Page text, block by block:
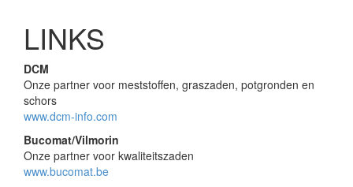
LINKS
DCM
Onze partner voor meststoffen, graszaden, potgronden en
schors
www.dcm-info.com
Bucomat/Vilmorin
Onze partner voor kwaliteitszaden
www.bucomat.be